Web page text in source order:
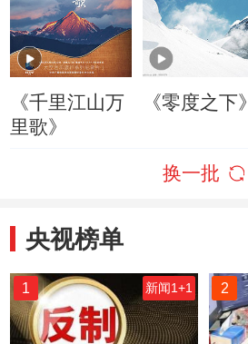
《千里江山万
里歌》
《零度之下》
换一批
央视榜单
1 新闻1+1 2